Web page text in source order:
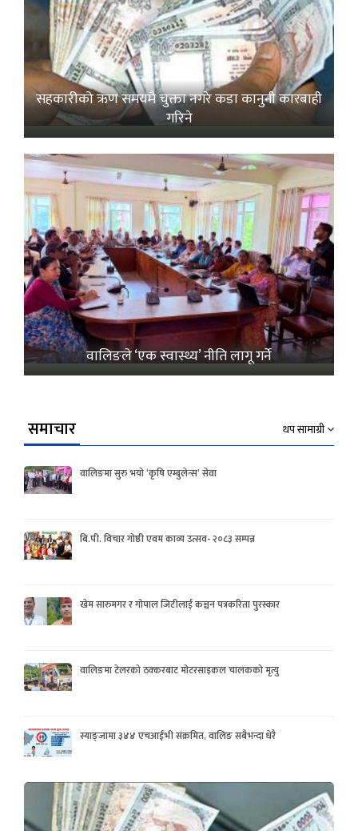
सहकारीको ऋण समयमै चुक्ता नगरे कडा कानुनी कारबाही
गरिने
वालिङले ‘एक स्वास्थ्य’ नीति लागू गर्ने
समाचार थप सामाग्री
वालिङमा सुरु भयो ‘कृषि एम्बुलेन्स’ सेवा
बि.पी. विचार गोष्ठी एवम काव्य उत्सव- २०८३ सम्पन्न
खेम सारुमगर र गोपाल जिटीलाई कञ्चन पत्रकरिता पुरस्कार
वालिङमा टेलरको ठक्करबाट मोटरसाइकल चालकको मृत्यु
स्याङ्जामा ३४४ एचआईभी संक्रमित, वालिङ सबैभन्दा धेरै